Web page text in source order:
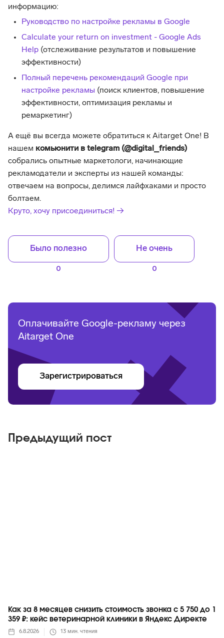
информацию:
Руководство по настройке рекламы в Google
Calculate your return on investment - Google Ads
Help (отслеживание результатов и повышение
эффективности)
Полный перечень рекомендаций Google при
настройке рекламы (поиск клиентов, повышение
эффективности, оптимизация рекламы и
ремаркетинг)
А ещё вы всегда можете обратиться к Aitarget One! В
нашем комьюнити в telegram (@digital_friends)
собрались опытные маркетологи, начинающие
рекламодатели и эксперты из нашей команды:
отвечаем на вопросы, делимся лайфхаками и просто
болтаем.
Круто, хочу присоединиться! →
Было полезно
0
Не очень
0
Оплачивайте Google-рекламу через
Aitarget One
Зарегистрироваться
Предыдущий пост
Как за 8 месяцев снизить стоимость звонка с 5 750 до 1
359 ₽: кейс ветеринарной клиники в Яндекс Директе
6.8.2026 13 мин. чтения